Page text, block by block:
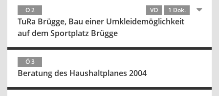
Ö 2 VO 1 Dok.
TuRa Brügge, Bau einer Umkleidemöglichkeit
auf dem Sportplatz Brügge
Ö 3
Beratung des Haushaltplanes 2004